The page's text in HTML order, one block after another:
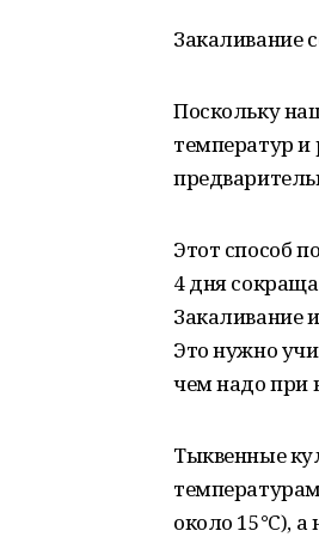
Закаливание
Поскольку
температур и
Этот способ
4 дня
Закаливание
Это нужно
чем надо при
Тыквенные
около 15°C),